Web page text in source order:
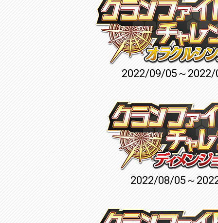
2022/09/05～
2022/08/05～